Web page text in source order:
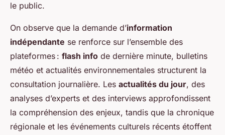
le public.
On observe que la demande d’information
indépendante se renforce sur l’ensemble des
plateformes : flash info de dernière minute, bulletins
météo et actualités environnementales structurent la
consultation journalière. Les actualités du jour, des
analyses d’experts et des interviews approfondissent
la compréhension des enjeux, tandis que la chronique
régionale et les événements culturels récents étoffent